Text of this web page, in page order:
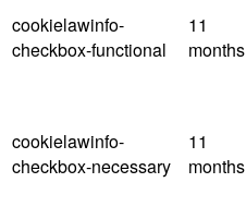
cookielawinfo-
checkbox-functional
11
months
cookielawinfo-
checkbox-necessary
11
months